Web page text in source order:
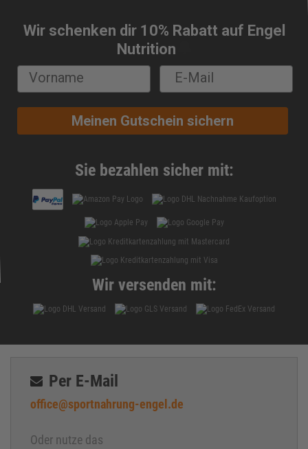
Wir schenken dir 10% Rabatt auf Engel
Nutrition
Meinen Gutschein sichern
Sie bezahlen sicher mit:
Wir versenden mit:
Per E-Mail
office@sportnahrung-engel.de
Oder nutze das